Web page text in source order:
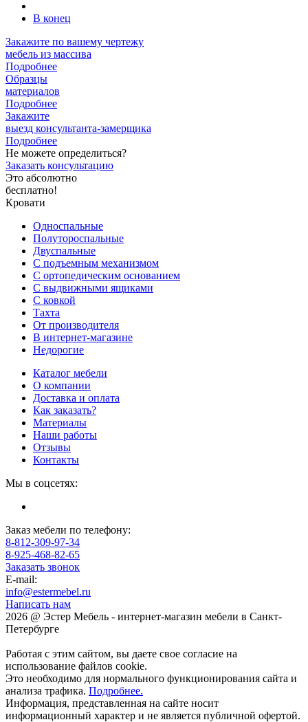
В конец
Закажите по вашему чертежу
мебель из массива
Подробнее
Образцы
материалов
Подробнее
Закажите
выезд консультанта-замерщика
Подробнее
Не можете определиться?
Заказать консультацию
Это абсолютно
бесплатно!
Кровати
Односпальные
Полутороспальные
Двуспальные
С подъемным механизмом
С ортопедическим основанием
С выдвижными ящиками
С ковкой
Тахта
От производителя
В интернет-магазине
Недорогие
Каталог мебели
О компании
Доставка и оплата
Как заказать?
Материалы
Наши работы
Отзывы
Контакты
Мы в соцсетях:
Заказ мебели по телефону:
8-812-309-97-34
8-925-468-82-65
Заказать звонок
E-mail:
info@estermebel.ru
Написать нам
2026 @ Эстер Мебель - интернет-магазин мебели в Санкт-
Петербурге
Работая с этим сайтом, вы даете свое согласие на
использование файлов cookie.
Это необходимо для нормального функционирования сайта и
анализа трафика. Подробнее.
Информация, представленная на сайте носит
информационный характер и не является публичной офертой.